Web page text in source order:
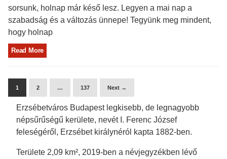
sorsunk, holnap már késő lesz. Legyen a mai nap a
szabadság és a változás ünnepe! Tegyünk meg mindent,
hogy holnap
Read More
1 2 … 137 Next →
Erzsébetváros Budapest legkisebb, de legnagyobb
népsűrűségű kerülete, nevét I. Ferenc József
feleségéről, Erzsébet királynéról kapta 1882-ben.
Területe 2,09 km², 2019-ben a névjegyzékben lévő